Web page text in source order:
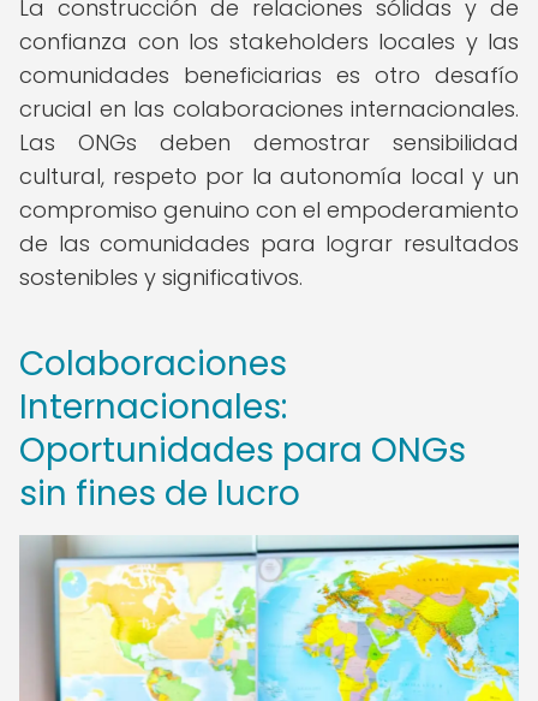
La construcción de relaciones sólidas y de
confianza con los stakeholders locales y las
comunidades beneficiarias es otro desafío
crucial en las colaboraciones internacionales.
Las ONGs deben demostrar sensibilidad
cultural, respeto por la autonomía local y un
compromiso genuino con el empoderamiento
de las comunidades para lograr resultados
sostenibles y significativos.
Colaboraciones
Internacionales:
Oportunidades para ONGs
sin fines de lucro